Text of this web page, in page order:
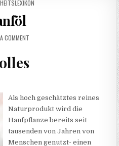
COMMENTON HANFÖL
Als hoch geschätztes reines
Naturprodukt wird die
Hanfpflanze bereits seit
tausenden von Jahren von
Menschen genutzt- einen